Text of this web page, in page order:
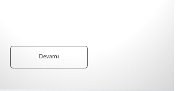
Devamı